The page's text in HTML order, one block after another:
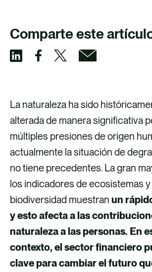
Comparte este
m
p
a
r
t
i
r
v
í
a
L
m
p
a
r
t
i
r
v
í
a
F
m
p
a
r
t
i
r
v
í
a
X
m
p
a
r
t
i
r
p
o
r
c
La naturaleza ha sido
alterada de manera significativa
múltiples presiones de origen
actualmente la situación de
no tiene precedentes. La gran
los indicadores de ecosistemas y
biodiversidad muestran un
y esto afecta a las
naturaleza a las personas. En
contexto, el sector financiero
clave para cambiar el futuro